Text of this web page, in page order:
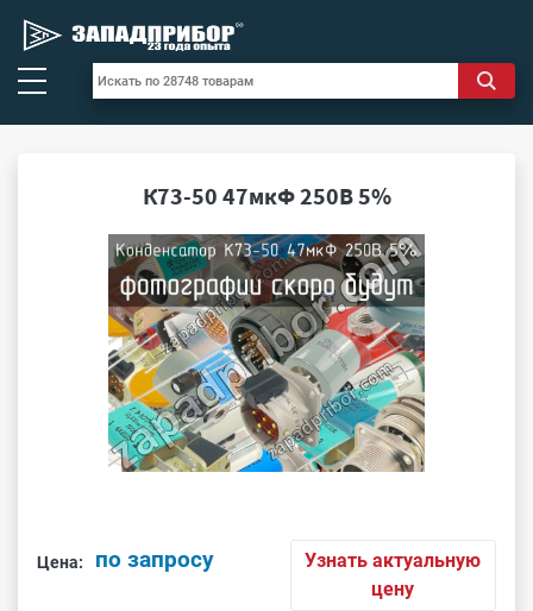
К73-50 47мкФ 250В 5%
Цена: по запросу
Узнать актуальную
цену